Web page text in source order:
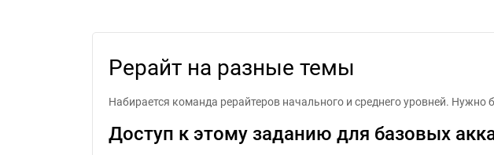
Рерайт на разные темы
Набирается команда рерайтеров начального и среднего уровней. Нужно
Доступ к этому заданию для базовых